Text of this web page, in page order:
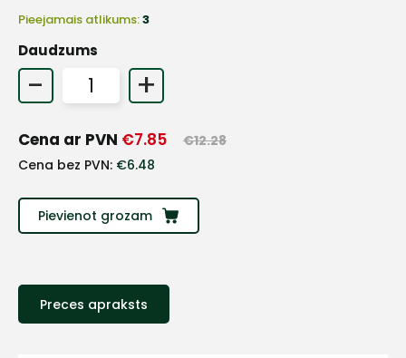
Pieejamais atlikums:3
Daudzums
- +
Cena ar PVN €7.85 €12.28
Cena bez PVN: €6.48
Pievienot grozam
Preces apraksts
+